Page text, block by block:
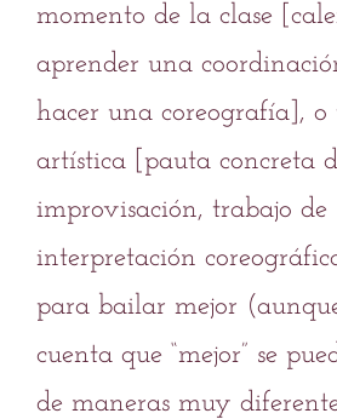
momento de la clase
aprender una
hacer una coreografía], o
artística [pauta concreta
improvisación, trabajo de
interpretación
para bailar mejor
cuenta que “mejor” se
de maneras muy